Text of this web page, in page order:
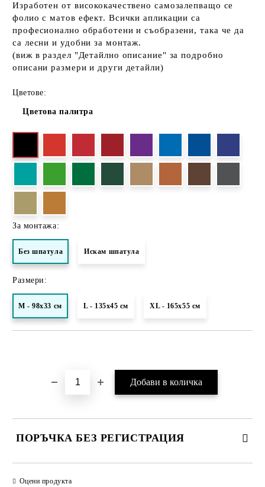
Изработен от висококачествено самозалепващо се
фолио с матов ефект. Всички апликации са
професионално обработени и съобразени, така че да
са лесни и удобни за монтаж.
(виж в раздел "Детайлно описание" за подробно
описани размери и други детайли)
Цветове:
Цветова палитра
За монтажа:
Без шпатула Искам шпатула
Размери:
M - 98х33 см L - 135х45 см XL - 165x55 см
ПОРЪЧКА БЕЗ РЕГИСТРАЦИЯ
Оцени продукта